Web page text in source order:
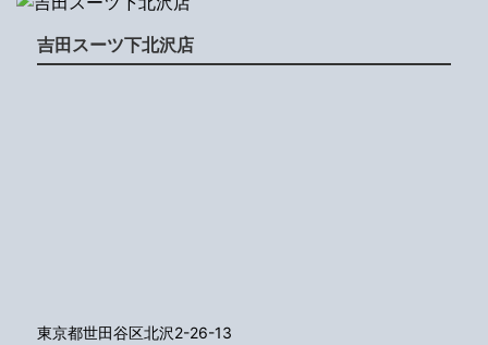
吉田スーツ下北沢店
東京都世田谷区北沢2-26-13